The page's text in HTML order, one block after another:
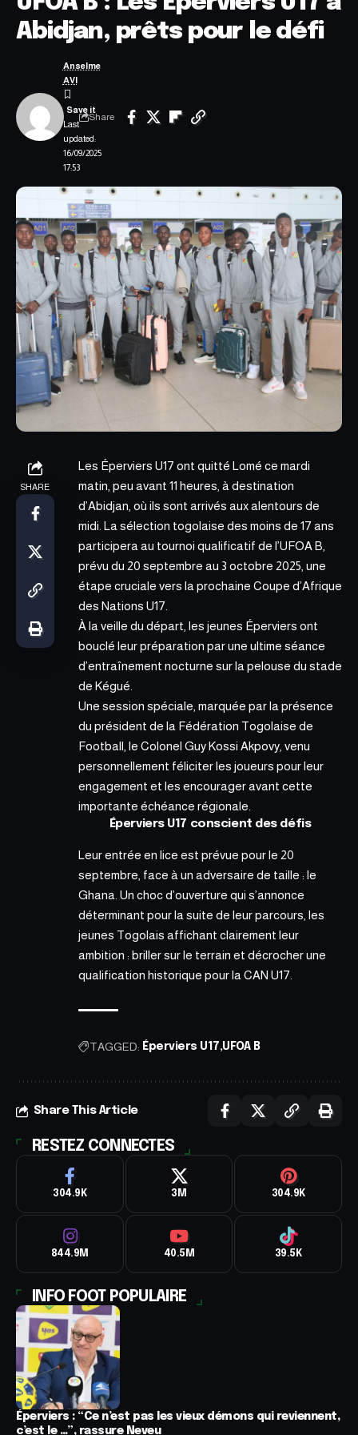
Abidjan, prêts pour le défi
Last
updated:
16/09/2025
17:53
Anselme
AVI
Share
SHARE
Les Éperviers U17 ont quitté Lomé ce mardi
matin, peu avant 11 heures, à destination
d’Abidjan, où ils sont arrivés aux alentours de
midi. La sélection togolaise des moins de 17 ans
participera au tournoi qualificatif de l’UFOA B,
prévu du 20 septembre au 3 octobre 2025, une
étape cruciale vers la prochaine Coupe d’Afrique
des Nations U17.
À la veille du départ, les jeunes Éperviers ont
bouclé leur préparation par une ultime séance
d’entraînement nocturne sur la pelouse du stade
de Kégué.
Une session spéciale, marquée par la présence
du président de la Fédération Togolaise de
Football, le Colonel Guy Kossi Akpovy, venu
personnellement féliciter les joueurs pour leur
engagement et les encourager avant cette
importante échéance régionale.
Éperviers U17 conscient des défis
Leur entrée en lice est prévue pour le 20
septembre, face à un adversaire de taille : le
Ghana. Un choc d’ouverture qui s’annonce
déterminant pour la suite de leur parcours, les
jeunes Togolais affichant clairement leur
ambition : briller sur le terrain et décrocher une
qualification historique pour la CAN U17.
TAGGED: Éperviers U17 UFOA B
Share This Article
RESTEZ CONNECTES
304.9K 3M 304.9K
844.9M 40.5M 39.5K
INFO FOOT POPULAIRE
Éperviers : “Ce n’est pas les vieux démons qui reviennent,
c’est le …”, rassure Neveu